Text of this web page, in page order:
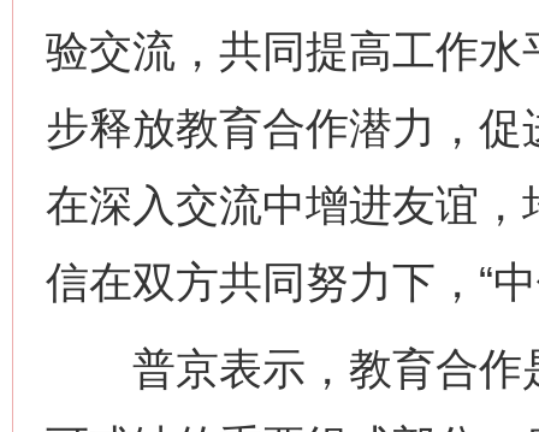
验交流，共同提高工作
步释放教育合作潜力，
在深入交流中增进友谊
信在双方共同努力下，“
普京表示，教育合作